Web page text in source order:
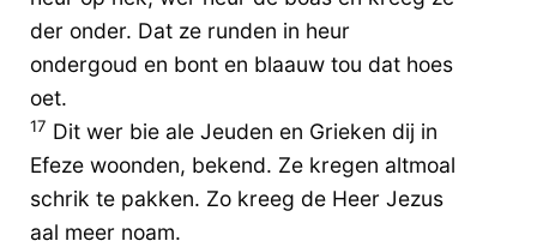
der onder. Dat ze runden in heur
ondergoud en bont en blaauw tou dat hoes
oet.
17 Dit wer bie ale Jeuden en Grieken dij in
Efeze woonden, bekend. Ze kregen altmoal
schrik te pakken. Zo kreeg de Heer Jezus
aal meer noam.